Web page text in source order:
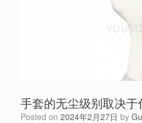
手套的无尘级别取决于
Posted on 2024年2月27日 by